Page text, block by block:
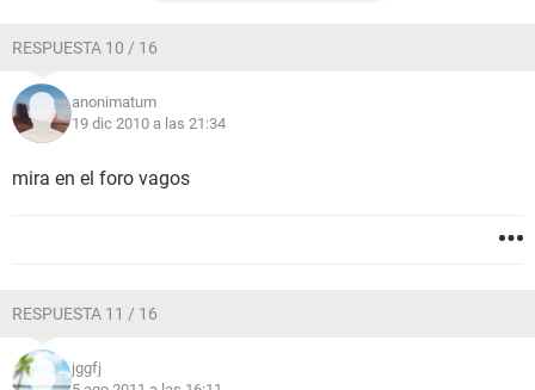
RESPUESTA 10 / 16
anonimatum
19 dic 2010 a las 21:34
mira en el foro vagos
RESPUESTA 11 / 16
jggfj